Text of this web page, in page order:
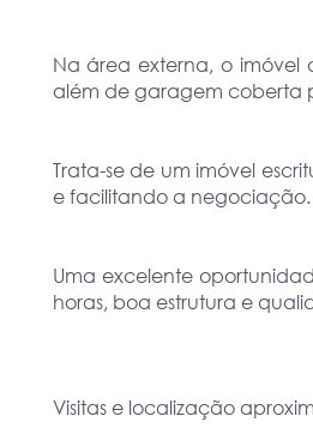
Na área externa, o
além de garagem coberta
Trata-se de um imóvel
e facilitando a negociação.
Uma excelente
horas, boa estrutura e
Visitas e localização